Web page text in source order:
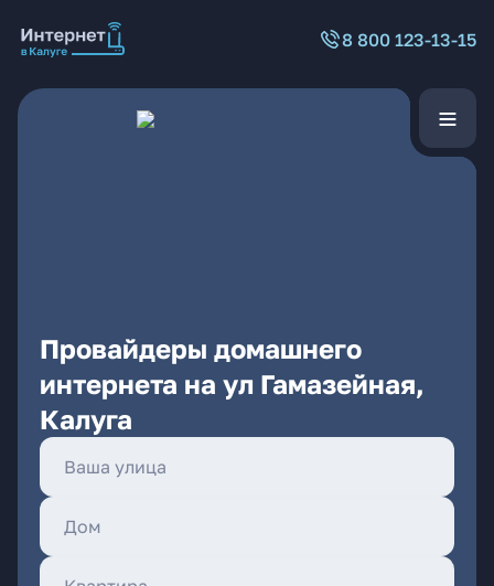
8 800 123-13-15
Провайдеры домашнего
интернета на ул Гамазейная,
Калуга